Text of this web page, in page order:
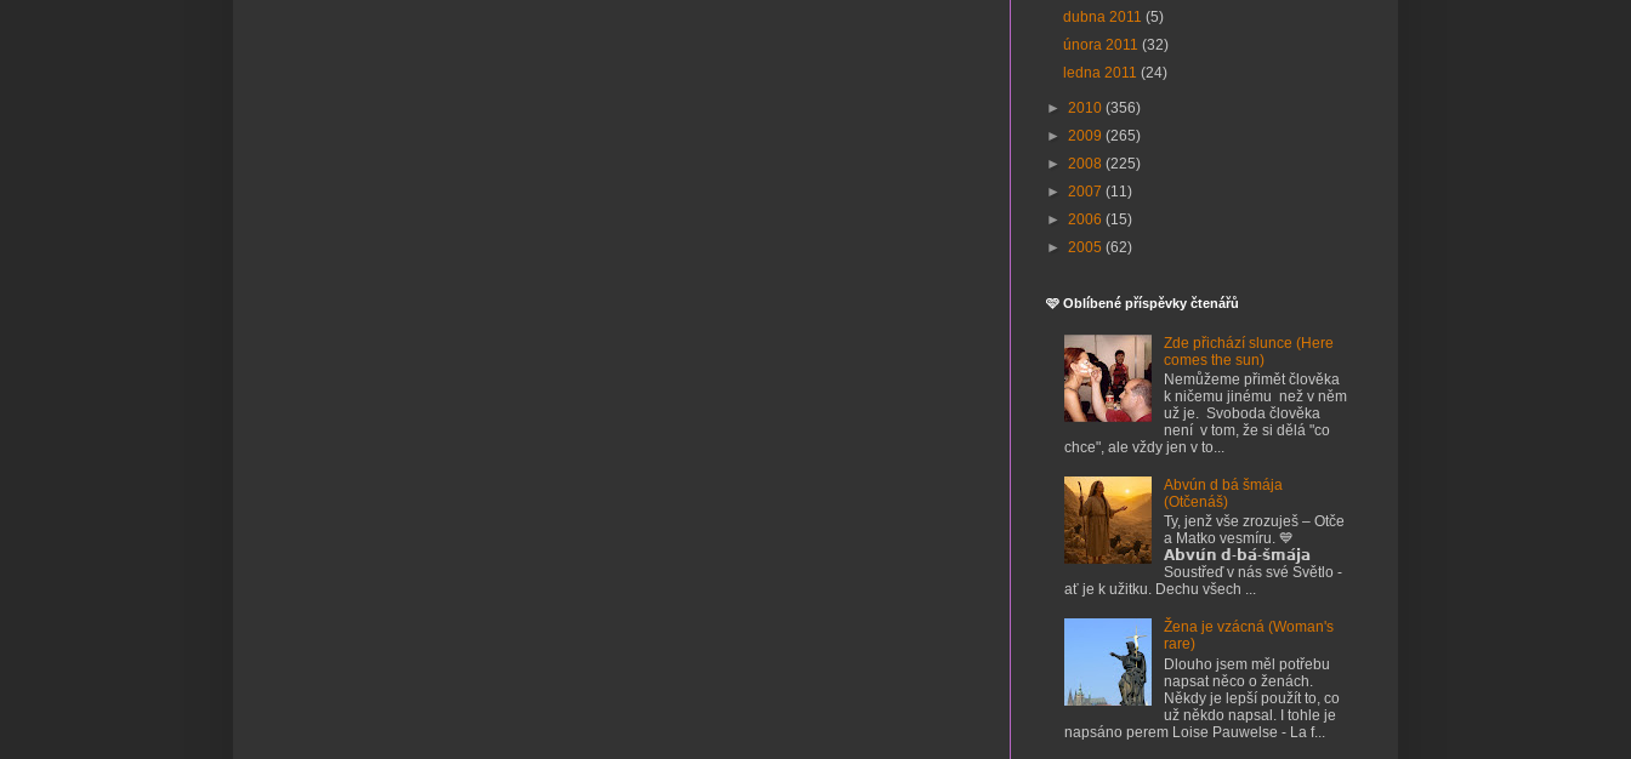
dubna 2011(5)
února 2011(32)
ledna 2011(24)
► 2010 (356)
► 2009 (265)
► 2008 (225)
► 2007 (11)
► 2006 (15)
► 2005 (62)
🩷 Oblíbené příspěvky čtenářů
Zde přichází slunce (Here
comes the sun)
Nemůžeme přimět člověka
k ničemu jinému než v něm
už je. Svoboda člověka
není v tom, že si dělá "co
chce", ale vždy jen v to...
Abvún d bá šmája
(Otčenáš)
Ty, jenž vše zrozuješ – Otče
a Matko vesmíru. 💙
𝗔𝗯𝘃𝘂́𝗻 𝗱-𝗯𝗮́-𝘀̌𝗺𝗮́𝗷𝗮
Soustřeď v nás své Světlo -
ať je k užitku. Dechu všech ...
Žena je vzácná (Woman's
rare)
Dlouho jsem měl potřebu
napsat něco o ženách.
Někdy je lepší použít to, co
už někdo napsal. I tohle je
napsáno perem Loise Pauwelse - La f...